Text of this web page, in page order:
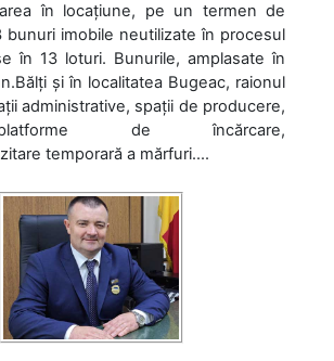
în locațiune, pe un termen de
bunuri imobile neutilizate în procesul
în 13 loturi. Bunurile, amplasate în
și în localitatea Bugeac, raionul
administrative, spații de producere,
de încărcare,
temporară a mărfuri....